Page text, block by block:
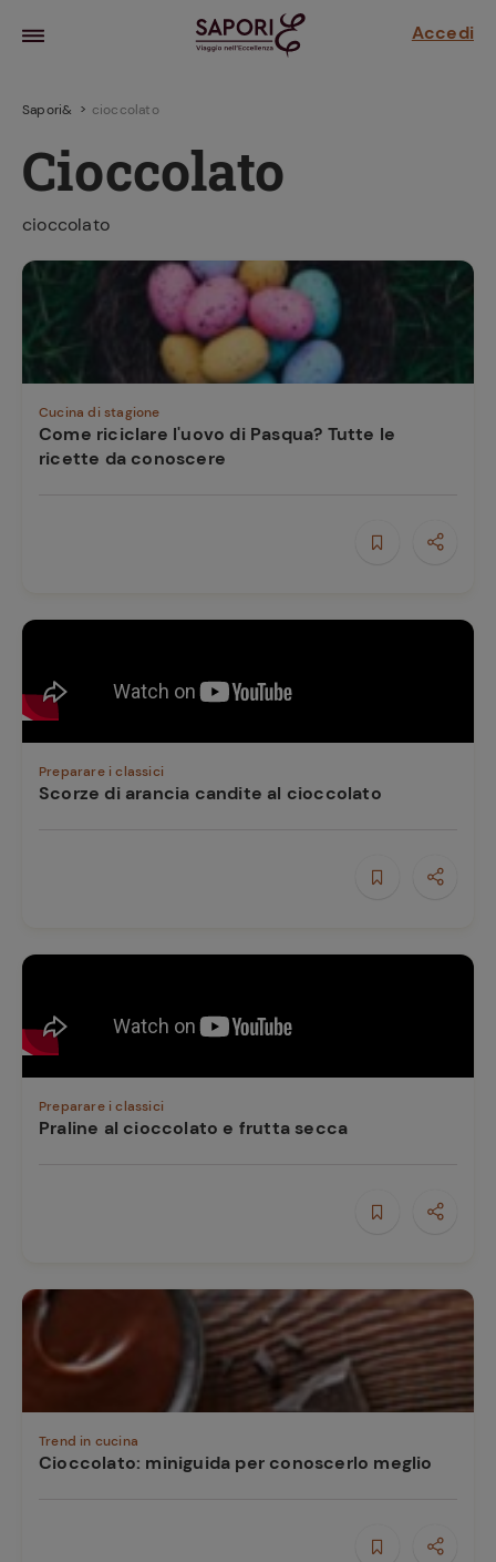
Accedi
sensi di
Sapori& cioccolato
Cioccolato
cioccolato
Cucina di stagione
Come riciclare l'uovo di Pasqua? Tutte le
ricette da conoscere
Preparare i classici
Scorze di arancia candite al cioccolato
Preparare i classici
Praline al cioccolato e frutta secca
Trend in cucina
Cioccolato: miniguida per conoscerlo meglio